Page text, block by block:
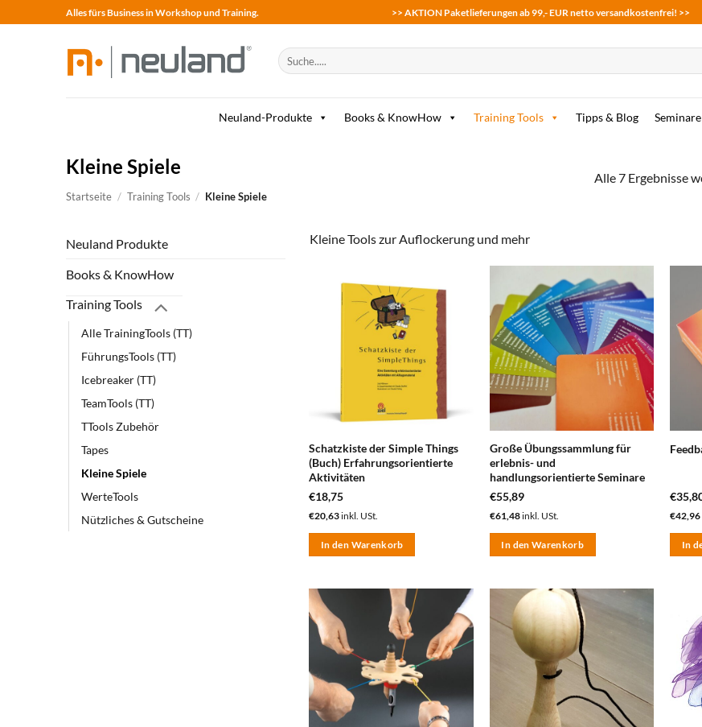
to
Alles fürs Business in Workshop und Training. >> AKTION Paketlieferungen ab 99,- EUR netto versandkostenfrei! >>
Suche
nach:
Neuland-Produkte Books & KnowHow Training Tools Tipps & Blog
Kleine Spiele
Startseite / Training Tools / Kleine Spiele
Alle 7 Ergebnisse
Neuland Produkte
Books & KnowHow
Training Tools
Alle TrainingTools (TT)
FührungsTools (TT)
Icebreaker (TT)
TeamTools (TT)
TTools Zubehör
Tapes
Kleine Spiele
WerteTools
Nützliches & Gutscheine
Kleine Tools zur Auflockerung und mehr
zum
Merkzettel
hinzufügen
Schatzkiste der Simple Things
(Buch) Erfahrungsorientierte
Aktivitäten
€18,75
€20,63inkl. USt.
In den Warenkorb
zum
Merkzettel
hinzufügen
Große Übungssammlung für
erlebnis- und
handlungsorientierte Seminare
€55,89
€61,48inkl. USt.
In den Warenkorb
€
€42,96
In
zum
Merkzettel
hinzufügen